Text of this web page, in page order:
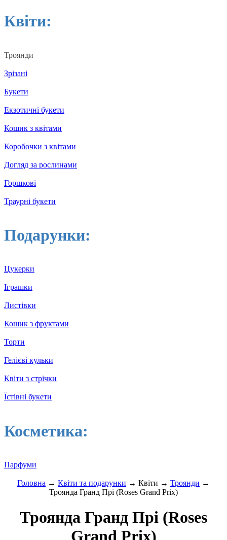
Квіти:
Троянди
Зрізані
Букети
Екзотичні букети
Кошик з квітами
Коробочки з квітами
Догляд за рослинами
Горшкові
Траурні букети
Подарунки:
Цукерки
Іграшки
Листівки
Кошик з фруктами
Торти
Гелієві кульки
Квіти з стрічки
Їстівні букети
Косметика:
Парфуми
Головна → Квіти та подарунки → Квіти → Троянди →
Троянда Гранд Прі (Roses Grand Prix)
Троянда Гранд Прі (Roses
Grand Prix)